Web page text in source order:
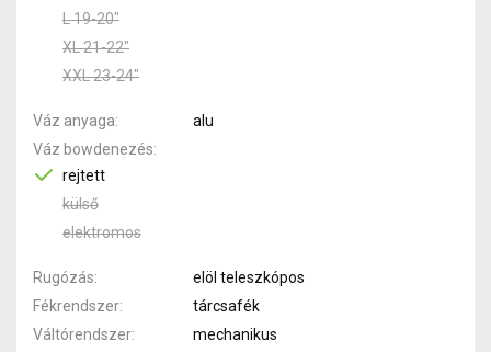
L 19-20"
XL 21-22"
XXL 23-24"
Váz anyaga
alu
Váz bowdenezés
rejtett
külső
elektromos
Rugózás
elöl teleszkópos
Fékrendszer
tárcsafék
Váltórendszer
mechanikus